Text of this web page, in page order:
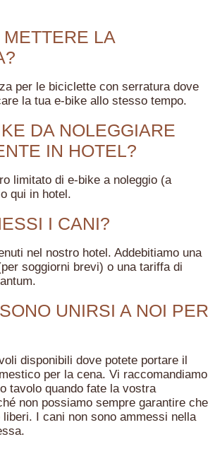
LA
per le biciclette con serratura dove
la tua e-bike allo stesso tempo.
DA NOLEGGIARE
IN HOTEL?
limitato di e-bike a noleggio (a
qui in hotel.
I CANI?
nel nostro hotel. Addebitiamo una
soggiorni brevi) o una tariffa di
UNIRSI A NOI PER
disponibili dove potete portare il
per la cena. Vi raccomandiamo
tavolo quando fate la vostra
non possiamo sempre garantire che
I cani non sono ammessi nella